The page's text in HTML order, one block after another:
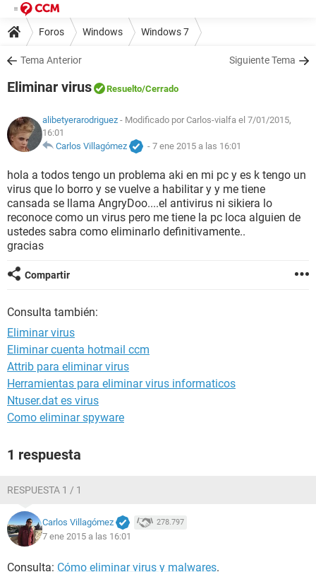
Foros Windows Windows 7
Tema Anterior Siguiente Tema
Eliminar virus Resuelto/Cerrado
alibetyerarodriguez- Modificado por Carlos-vialfa el 7/01/2015,
16:01
Carlos Villagómez
- 7 ene 2015 a las 16:01
hola a todos tengo un problema aki en mi pc y es k tengo un
virus que lo borro y se vuelve a habilitar y y me tiene
cansada se llama AngryDoo....el antivirus ni sikiera lo
reconoce como un virus pero me tiene la pc loca alguien de
ustedes sabra como eliminarlo definitivamente..
gracias
Compartir
Consulta también:
Eliminar virus
Eliminar cuenta hotmail ccm
Attrib para eliminar virus
Herramientas para eliminar virus informaticos
Ntuser.dat es virus
Como eliminar spyware
1 respuesta
RESPUESTA 1 / 1
Carlos Villagómez 278.797
7 ene 2015 a las 16:01
Consulta: Cómo eliminar virus y malwares.